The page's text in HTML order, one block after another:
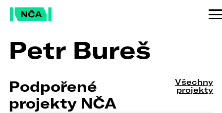
Petr Bureš
Podpořené
projekty NČA
Všechny
projekty